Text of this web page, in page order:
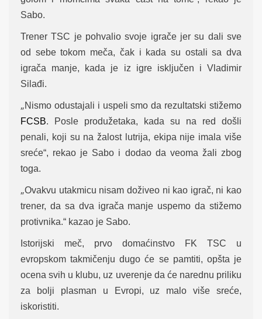
Sabo.
Trener TSC je pohvalio svoje igrače jer su dali sve
od sebe tokom meča, čak i kada su ostali sa dva
igrača manje, kada je iz igre isključen i Vladimir
Silađi.
„Nismo odustajali i uspeli smo da rezultatski stižemo
FCSB. Posle produžetaka, kada su na red došli
penali, koji su na žalost lutrija, ekipa nije imala više
sreće“, rekao je Sabo i dodao da veoma žali zbog
toga.
„Ovakvu utakmicu nisam doživeo ni kao igrač, ni kao
trener, da sa dva igrača manje uspemo da stižemo
protivnika.“ kazao je Sabo.
Istorijski meč, prvo domaćinstvo FK TSC u
evropskom takmičenju dugo će se pamtiti, opšta je
ocena svih u klubu, uz uverenje da će narednu priliku
za bolji plasman u Evropi, uz malo više sreće,
iskoristiti.